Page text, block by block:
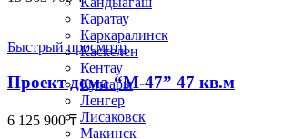
Каратау
Каркаралинск
Каскелен
Кентау
Кулсары
Ленгер
Лисаковск
Макинск
Быстрый просмотр
Проект дома “М-47” 47 кв.м
6 125 900₸